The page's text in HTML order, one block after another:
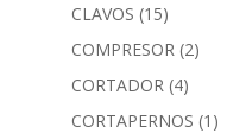
CLAVOS (15)
COMPRESOR (2)
CORTADOR (4)
CORTAPERNOS (1)